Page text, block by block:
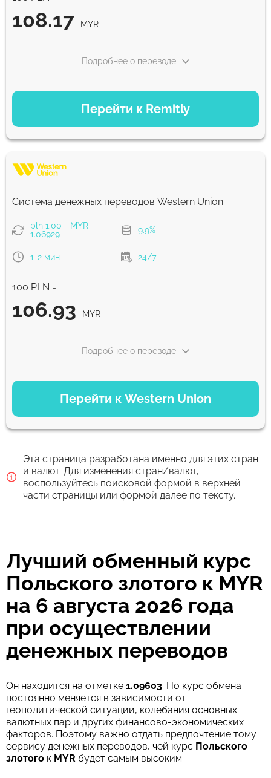
108.17 MYR
Перейти к Remitly
Подробнее о переводе
ВАРИАНТЫ ОПЛАТЫ
Экономный
108.17 MYR 5 д
108.17 MYR
Комиссия Strumok, всегда 0%
Система денежных переводов Western Union
pln 1.00 = MYR
1.06929
9.9%
1-2 мин 24/7
100 PLN =
106.93 MYR
Перейти к Western Union
Подробнее о переводе
ВАРИАНТЫ ОПЛАТЫ
Debit/Credit Сard
106.93 MYR 1-2 мин
Google Pay
106.93 MYR
Комиссия Strumok, всегда 0%
Эта страница разработана именно для этих стран
и валют. Для изменения стран/валют,
воспользуйтесь поисковой формой в верхней
части страницы или формой далее по тексту.
Лучший обменный курс
Польского злотого к MYR
на 6 августа 2026 года
при осуществлении
денежных переводов
Он находится на отметке 1.09603. Но курс обмена
постоянно меняется в зависимости от
геополитической ситуации, колебания основных
валютных пар и других финансово-экономических
факторов. Поэтому важно отдать предпочтение тому
сервису денежных переводов, чей курс Польского
злотого к MYR будет самым высоким.